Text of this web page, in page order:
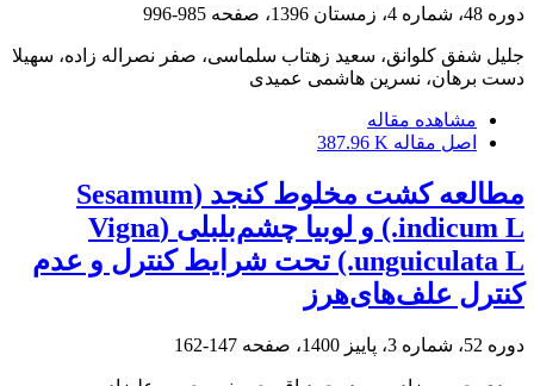
دوره 48، شماره 4، زمستان 1396، صفحه 985-996
جلیل شفق کلوانق، سعید زهتاب سلماسی، صفر نصراله زاده، سهیلا
دست برهان، نسرین هاشمی عمیدی
مشاهده مقاله
اصل مقاله 387.96 K
مطالعه کشت مخلوط کنجد (Sesamum
indicum L.) و لوبیا چشم‌بلبلی (Vigna
unguiculata L.) تحت شرایط کنترل و عدم
کنترل علف‌های‌هرز
دوره 52، شماره 3، پاییز 1400، صفحه 147-162